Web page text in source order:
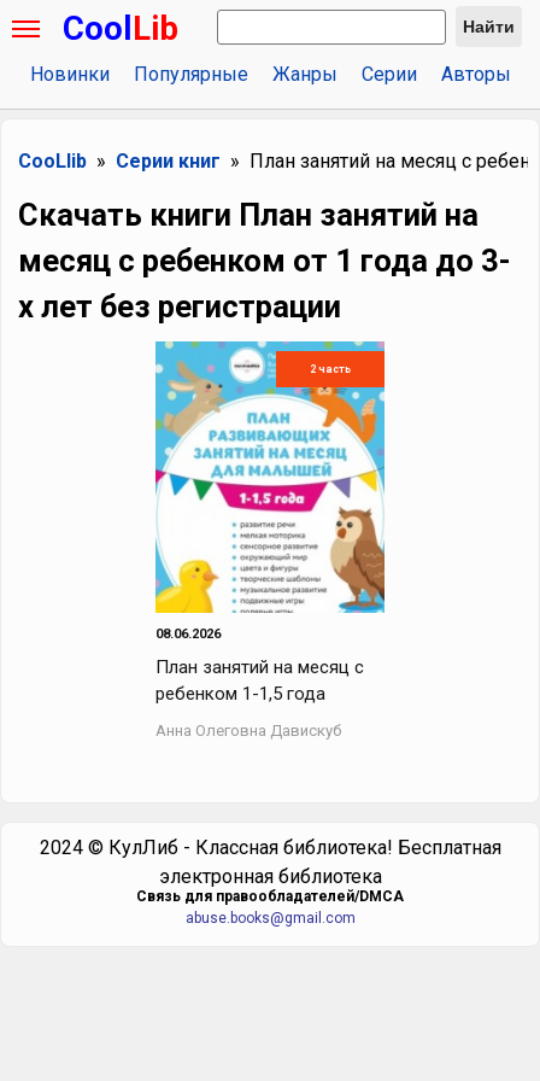
Cool Lib Найти
Новинки Популярные Жанры Серии Авторы
CooLlib Серии книг План занятий на месяц с
Скачать книги План занятий на
месяц с ребенком от 1 года до 3-
х лет без регистрации
2 часть
08.06.2026
План занятий на месяц с
ребенком 1-1,5 года
Анна Олеговна Давискуб
2024 © КулЛиб - Классная библиотека! Бесплатная
электронная библиотека
Cвязь для правообладателей/DMCA
abuse.books@gmail.com